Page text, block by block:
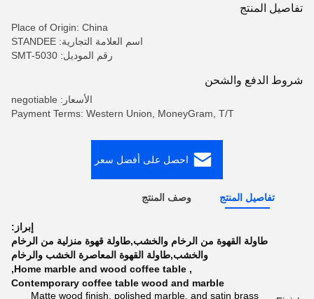
تفاصيل المنتج
Place of Origin: China
اسم العلامة التجارية: STANDEE
رقم الموديل: SMT-5030
شروط الدفع والشحن
الأسعار: negotiable
Payment Terms: Western Union, MoneyGram, T/T
احصل على أفضل سعر
تفاصيل المنتج وصف المنتج
إبراز:
طاولة القهوة من الرخام والخشب,طاولة قهوة منزلية من الرخام
والخشب,طاولة القهوة المعاصرة الخشب والرخام
,
Home marble and wood coffee table
,
Contemporary coffee table wood and marble
Matte wood finish, polished marble, and satin brass